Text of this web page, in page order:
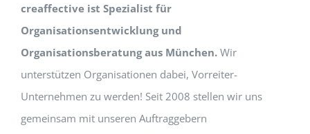
creaffective ist Spezialist für
Organisationsentwicklung und
Organisationsberatung aus München. Wir
unterstützen Organisationen dabei, Vorreiter-
Unternehmen zu werden! Seit 2008 stellen wir uns
gemeinsam mit unseren Auftraggebern